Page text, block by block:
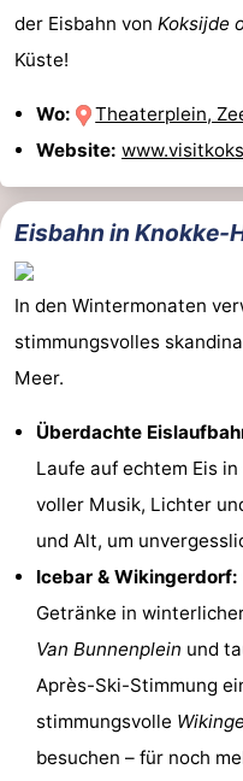
der Eisbahn von Koksijde
Küste!
Wo:
Theaterplein,
Website:
Eisbahn in Knokke-
In den Wintermonaten
stimmungsvolles
Meer.
Überdachte
Laufe auf echtem Eis
voller Musik, Lichter
und Alt, um
Icebar & Wikingerdorf:
Getränke in
Van Bunnenplein und
Après-Ski-Stimmung
stimmungsvolle
besuchen – für noch